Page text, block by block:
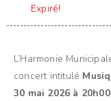
Expiré!
L’Harmonie
concert intitulé
30 mai 2026 à 20h00